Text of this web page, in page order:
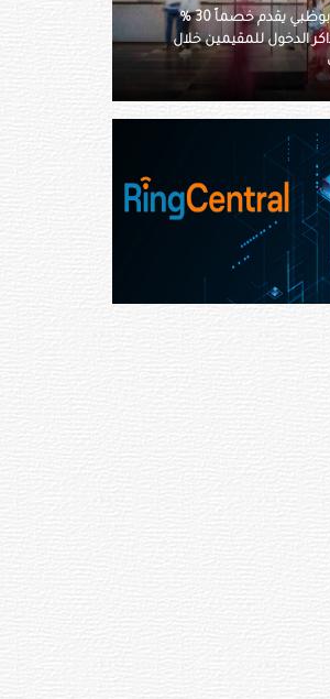
أسيكس تستعرض آفاق رياضة
التنس في دبي عبر فعالية استثنائية
في متحف المستقبل